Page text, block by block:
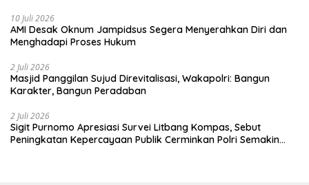
10 Juli 2026
AMI Desak Oknum Jampidsus Segera Menyerahkan Diri dan
Menghadapi Proses Hukum
2 Juli 2026
Masjid Panggilan Sujud Direvitalisasi, Wakapolri: Bangun
Karakter, Bangun Peradaban
2 Juli 2026
Sigit Purnomo Apresiasi Survei Litbang Kompas, Sebut
Peningkatan Kepercayaan Publik Cerminkan Polri Semakin